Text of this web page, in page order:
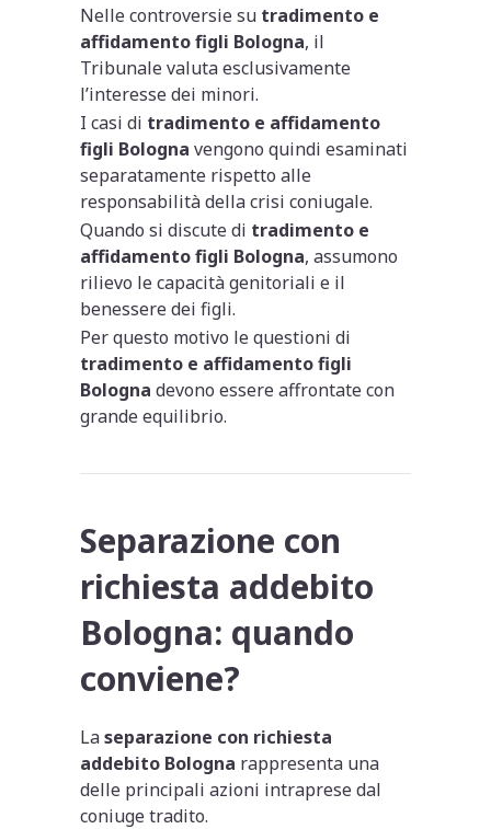
Nelle controversie su tradimento e
affidamento figli Bologna, il
Tribunale valuta esclusivamente
l’interesse dei minori.
I casi di tradimento e affidamento
figli Bologna vengono quindi esaminati
separatamente rispetto alle
responsabilità della crisi coniugale.
Quando si discute di tradimento e
affidamento figli Bologna, assumono
rilievo le capacità genitoriali e il
benessere dei figli.
Per questo motivo le questioni di
tradimento e affidamento figli
Bologna devono essere affrontate con
grande equilibrio.
Separazione con
richiesta addebito
Bologna: quando
conviene?
Laseparazione con richiesta
addebito Bologna rappresenta una
delle principali azioni intraprese dal
coniuge tradito.